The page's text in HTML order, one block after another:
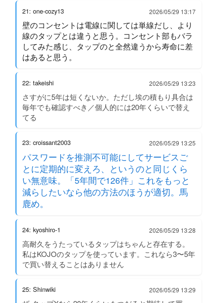
21: one-cozy13 2026/05/29 13:17
壁のコンセントは電線に関しては単線だし、より
線のタップとは違うと思う。コンセント部もバラ
してみた感じ、タップのと全然違うから寿命に差
はあると思う。
22: takeishi 2026/05/29 13:23
さすがに5年は短くないか。ただし埃の積もり具合は
毎年でも確認すべき／個人的には20年くらいで替え
てる
23: croissant2003 2026/05/29 13:25
パスワードを推測不可能にしてサービスご
とに定期的に変えろ、というのと同じくら
い無意味。「5年間で126件」これをもっと
減らしたいなら他の方法のほうが適切。馬
鹿め。
24: kyoshiro-1 2026/05/29 13:28
高耐久をうたっているタップはちゃんと存在する。
私はKOJOのタップを使っています。これなら3〜5年
で買い替えることはありません
25: Shinwiki 2026/05/29 13:29